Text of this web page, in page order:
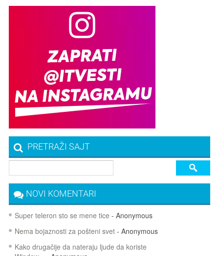
PRETRAŽI SAJT
NOVI KOMENTARI
Super teleron sto se mene tice - Anonymous
Nema bojaznosti za pošteni svet- Anonymous
Kako drugačije da nateraju ljude da koriste